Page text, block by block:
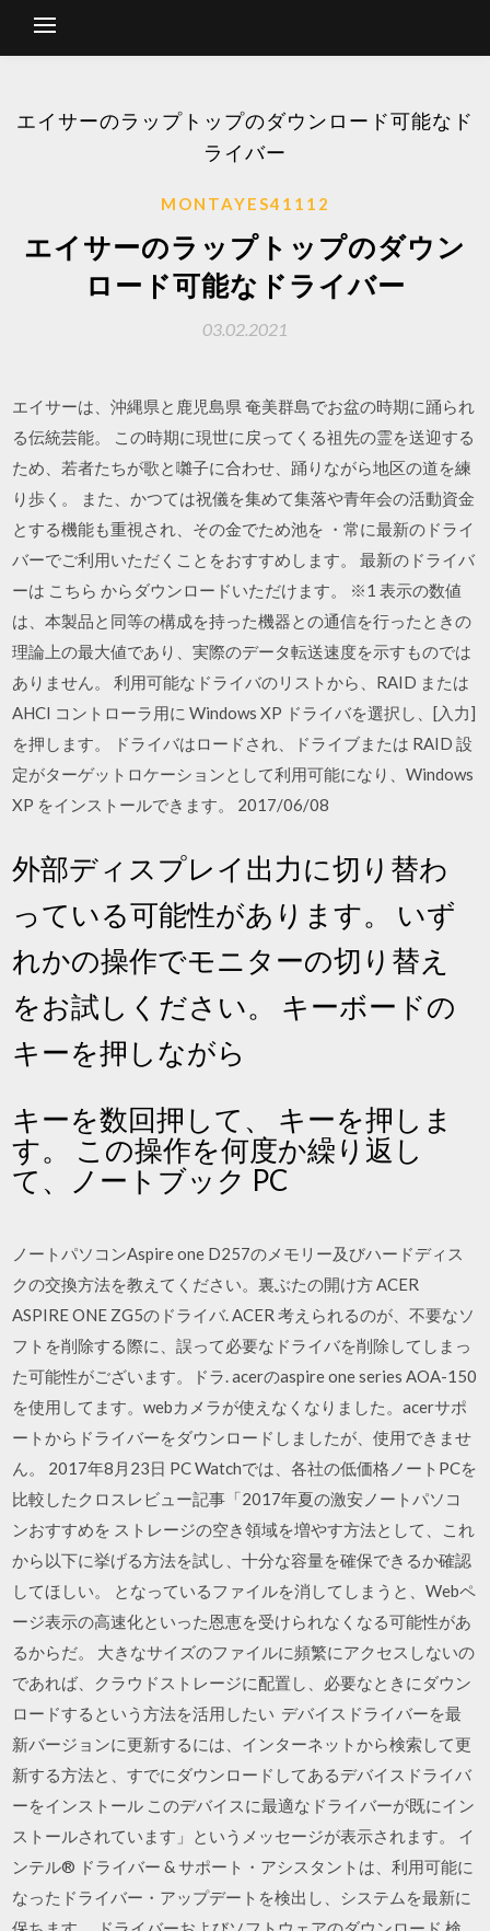
エイサーのラップトップのダウンロード可能なド
ライバー
MONTAYES41112
エイサーのラップトップのダウン
ロード可能なドライバー
03.02.2021
エイサーは、沖縄県と鹿児島県 奄美群島でお盆の時期に踊られ
る伝統芸能。 この時期に現世に戻ってくる祖先の霊を送迎する
ため、若者たちが歌と囃子に合わせ、踊りながら地区の道を練
り歩く。 また、かつては祝儀を集めて集落や青年会の活動資金
とする機能も重視され、その金でため池を ・常に最新のドライ
バーでご利用いただくことをおすすめします。 最新のドライバ
ーは こちら からダウンロードいただけます。 ※1 表示の数値
は、本製品と同等の構成を持った機器との通信を行ったときの
理論上の最大値であり、実際のデータ転送速度を示すものでは
ありません。 利用可能なドライバのリストから、RAID または
AHCI コントローラ用に Windows XP ドライバを選択し、[入力]
を押します。 ドライバはロードされ、ドライブまたは RAID 設
定がターゲットロケーションとして利用可能になり、Windows
XP をインストールできます。 2017/06/08
外部ディスプレイ出力に切り替わ
っている可能性があります。 いず
れかの操作でモニターの切り替え
をお試しください。 キーボードの
キーを押しながら
キーを数回押して、 キーを押しま
す。 この操作を何度か繰り返し
て、ノートブック PC
ノートパソコンAspire one D257のメモリー及びハードディス
クの交換方法を教えてください。裏ぶたの開け方 ACER
ASPIRE ONE ZG5のドライバ. ACER 考えられるのが、不要なソ
フトを削除する際に、誤って必要なドライバを削除してしまっ
た可能性がございます。ドラ. acerのaspire one series AOA-150
を使用してます。webカメラが使えなくなりました。acerサポ
ートからドライバーをダウンロードしましたが、使用できませ
ん。 2017年8月23日 PC Watchでは、各社の低価格ノートPCを
比較したクロスレビュー記事「2017年夏の激安ノートパソコ
ンおすすめを ストレージの空き領域を増やす方法として、これ
から以下に挙げる方法を試し、十分な容量を確保できるか確認
してほしい。 となっているファイルを消してしまうと、Webペ
ージ表示の高速化といった恩恵を受けられなくなる可能性があ
るからだ。 大きなサイズのファイルに頻繁にアクセスしないの
であれば、クラウドストレージに配置し、必要なときにダウン
ロードするという方法を活用したい デバイスドライバーを最
新バージョンに更新するには、インターネットから検索して更
新する方法と、すでにダウンロードしてあるデバイスドライバ
ーをインストール このデバイスに最適なドライバーが既にイン
ストールされています」というメッセージが表示されます。 イ
ンテル® ドライバー & サポート・アシスタントは、利用可能に
なったドライバー・アップデートを検出し、システムを最新に